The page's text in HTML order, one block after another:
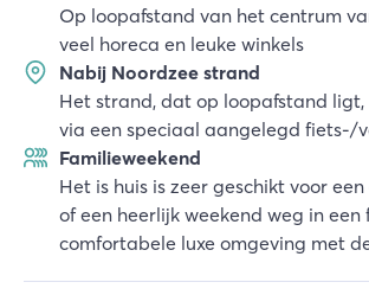
Op loopafstand van het centrum
veel horeca en leuke winkels
Nabij Noordzee strand
Het strand, dat op loopafstand ligt,
via een speciaal aangelegd fiets-/
Familieweekend
Het is huis is zeer geschikt voor
of een heerlijk weekend weg in een
comfortabele luxe omgeving met